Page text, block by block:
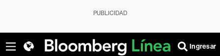
PUBLICIDAD
Ingresar